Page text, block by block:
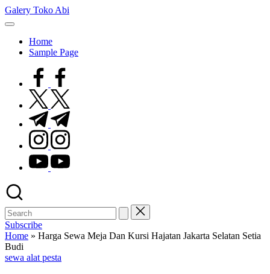
Skip
to
Galery Toko Abi
Home
Sample Page
facebook.com
twitter.com
t.me
instagram.com
youtube.com
Subscribe
Home » Harga Sewa Meja Dan Kursi Hajatan Jakarta Selatan Setia
Budi
Posted
sewa alat pesta